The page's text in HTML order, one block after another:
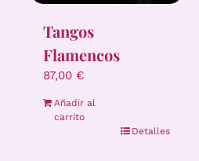
Tangos
Flamencos
87,00 €
Añadir al
carrito
Detalles